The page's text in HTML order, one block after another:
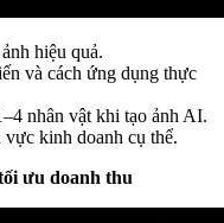
hiệu quả.
và cách ứng dụng thực
nhân vật khi tạo ảnh AI.
kinh doanh cụ thể.
ưu doanh thu